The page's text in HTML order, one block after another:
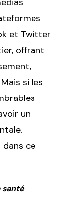
et Twitter
offrant
si les
un
dans ce
santé